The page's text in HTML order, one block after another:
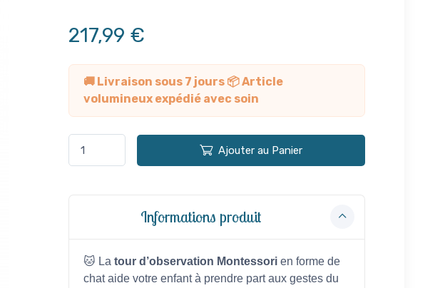
217,99 €
🚚 Livraison sous 7 jours 📦 Article
volumineux expédié avec soin
Ajouter au Panier
Informations produit
🐱 La tour d’observation Montessori en forme de
chat aide votre enfant à prendre part aux gestes du